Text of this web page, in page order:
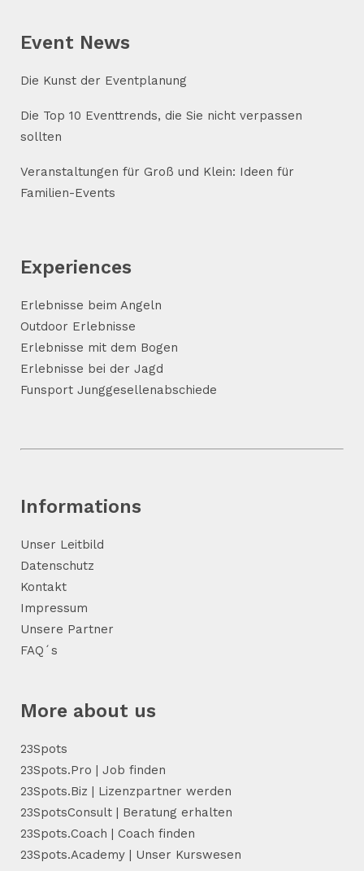
Event News
Die Kunst der Eventplanung
Die Top 10 Eventtrends, die Sie nicht verpassen
sollten
Veranstaltungen für Groß und Klein: Ideen für
Familien-Events
Experiences
Erlebnisse beim Angeln
Outdoor Erlebnisse
Erlebnisse mit dem Bogen
Erlebnisse bei der Jagd
Funsport Junggesellenabschiede
Informations
Unser Leitbild
Datenschutz
Kontakt
Impressum
Unsere Partner
FAQ´s
More about us
23Spots
23Spots.Pro | Job finden
23Spots.Biz | Lizenzpartner werden
23SpotsConsult | Beratung erhalten
23Spots.Coach | Coach finden
23Spots.Academy | Unser Kurswesen